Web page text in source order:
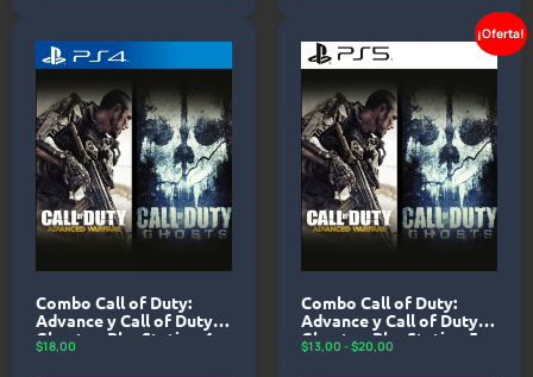
Combo Call of Duty:
Advance y Call of Duty:
Ghosts – PlayStation 4
$18,00
¡Oferta!
Combo Call of Duty:
Advance y Call of Duty:
Ghosts – PlayStation 5
$13,00 -$20,00